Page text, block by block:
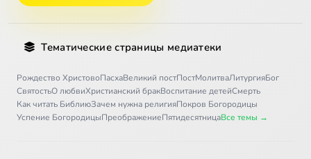
Тематические страницы медиатеки
Рождество ХристовоПасхаВеликий постПостМолитваЛитургияБог
СвятостьО любвиХристианский бракВоспитание детейСмерть
Как читать БиблиюЗачем нужна религияПокров Богородицы
Успение БогородицыПреображениеПятидесятницаВсе темы →